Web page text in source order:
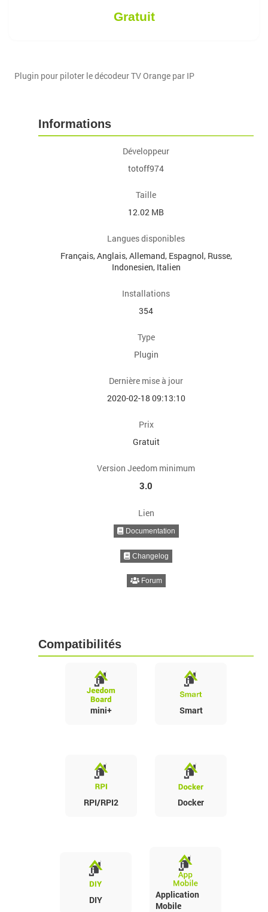
Gratuit
Plugin pour piloter le décodeur TV Orange par IP
Informations
Développeur
totoff974
Taille
12.02 MB
Langues disponibles
Français, Anglais, Allemand, Espagnol, Russe,
Indonesien, Italien
Installations
354
Type
Plugin
Dernière mise à jour
2020-02-18 09:13:10
Prix
Gratuit
Version Jeedom minimum
3.0
Lien
Documentation
Changelog
Forum
Compatibilités
mini+ Smart
RPI/RPI2 Docker
DIY
Application
Mobile